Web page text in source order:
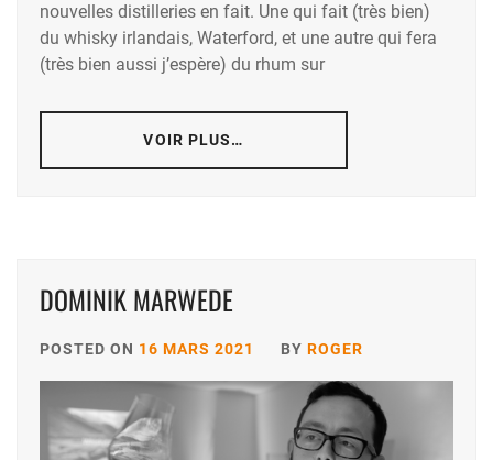
nouvelles distilleries en fait. Une qui fait (très bien)
du whisky irlandais, Waterford, et une autre qui fera
(très bien aussi j’espère) du rhum sur
VOIR PLUS…
DOMINIK MARWEDE
POSTED ON 16 MARS 2021 BY ROGER